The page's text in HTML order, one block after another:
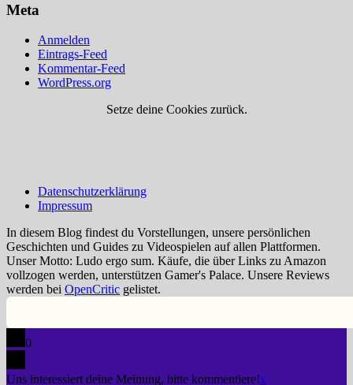
Meta
Anmelden
Eintrags-Feed
Kommentar-Feed
WordPress.org
Setze deine Cookies zurück.
Datenschutzerklärung
Impressum
In diesem Blog findest du Vorstellungen, unsere persönlichen
Geschichten und Guides zu Videospielen auf allen Plattformen.
Unser Motto: Ludo ergo sum. Käufe, die über Links zu Amazon
vollzogen werden, unterstützen Gamer's Palace. Unsere Reviews
werden bei OpenCritic gelistet.
0
Uns interessiert deine Meinung, bitte kommentiere!x